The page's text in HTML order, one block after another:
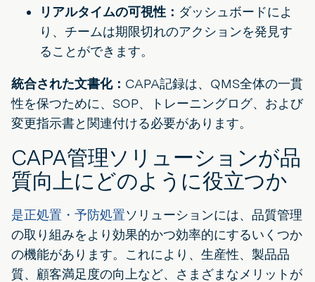
リアルタイムの可視性： ダッシュボードによ
り、チームは期限切れのアクションを発見す
ることができます。
統合された文書化： CAPA記録は、QMS全体の一貫
性を保つために、SOP、トレーニングログ、および
変更指示書と関連付ける必要があります。
CAPA管理ソリューションが品
質向上にどのように役立つか
是正処置・予防処置ソリューションには、品質管理
の取り組みをより効果的かつ効率的にするいくつか
の機能があります。これにより、生産性、製品品
質、顧客満足度の向上など、さまざまなメリットが